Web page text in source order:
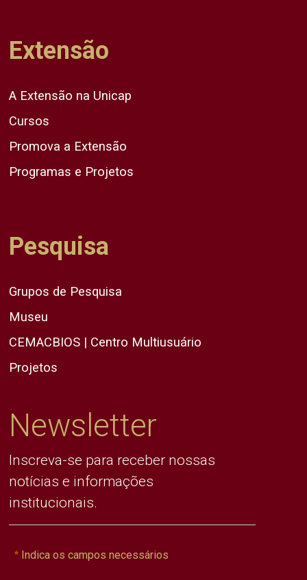
Extensão
A Extensão na Unicap
Cursos
Promova a Extensão
Programas e Projetos
Pesquisa
Grupos de Pesquisa
Museu
CEMACBIOS | Centro Multiusuário
Projetos
Newsletter
Inscreva-se para receber nossas
notícias e informações
institucionais.
Indica os campos necessários